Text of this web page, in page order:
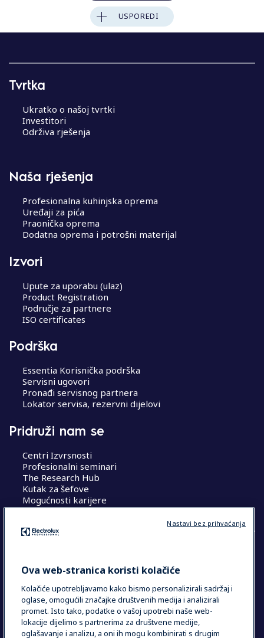
USPOREDI
Tvrtka
Ukratko o našoj tvrtki
Investitori
Održiva rješenja
Naša rješenja
Profesionalna kuhinjska oprema
Uređaji za pića
Praonička oprema
Dodatna oprema i potrošni materijal
Izvori
Upute za uporabu (ulaz)
Product Registration
Područje za partnere
ISO certificates
Podrška
Essentia Korisnička podrška
Servisni ugovori
Pronađi servisnog partnera
Lokator servisa, rezervni dijelovi
Pridruži nam se
Centri Izvrsnosti
Profesionalni seminari
The Research Hub
Kutak za šefove
Mogućnosti karijere
COUNTRY AND LANGUAGE
Data Privacy Statement
Cookie Policy
Ova web-stranica koristi kolačiće
Kolačiće upotrebljavamo kako bismo personalizirali sadržaj i
oglase, omogućili značajke društvenih medija i analizirali
promet. Isto tako, podatke o vašoj upotrebi naše web-
lokacije dijelimo s partnerima za društvene medije,
oglašavanje i analizu, a oni ih mogu kombinirati s drugim
Nastavi bez prihvaćanja